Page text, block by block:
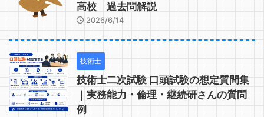
高校 過去問解説
2026/6/14
技術士
技術士二次試験 口頭試験の想定質問集
｜実務能力・倫理・継続研さんの質問
例